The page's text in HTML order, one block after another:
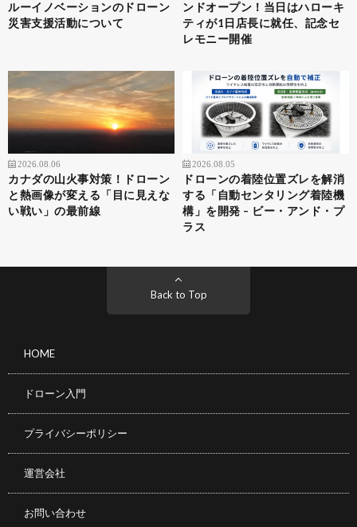
ルーイノベーションのドローン
災害支援活動について
ンドオープン！当日はハローキ
ティが1日店長に就任、記念セ
レモニー開催
2026.08.06
カナダの山火事対策！ドローン
と熱画像が変える「目に見えな
い戦い」の最前線
2026.08.05
ドローンの着陸位置ズレを解消
する「自動センタリング着陸機
構」を開発 – ビー・アンド・プ
ラス
Back to Top
HOME
ドローン入門
プライバシーポリシー
運営会社
お問い合わせ